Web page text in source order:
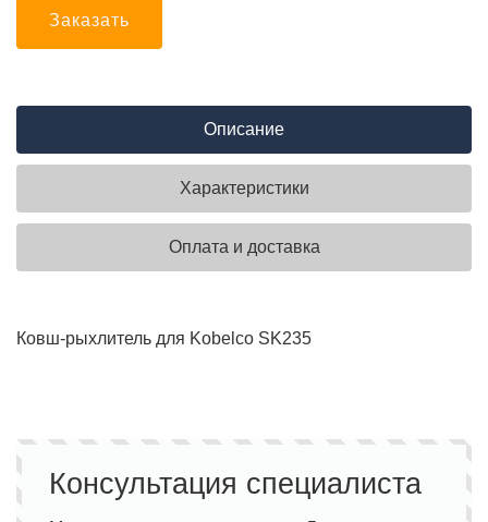
Заказать
Описание
Характеристики
Оплата и доставка
Ковш-рыхлитель для Kobelco SK235
Консультация специалиста